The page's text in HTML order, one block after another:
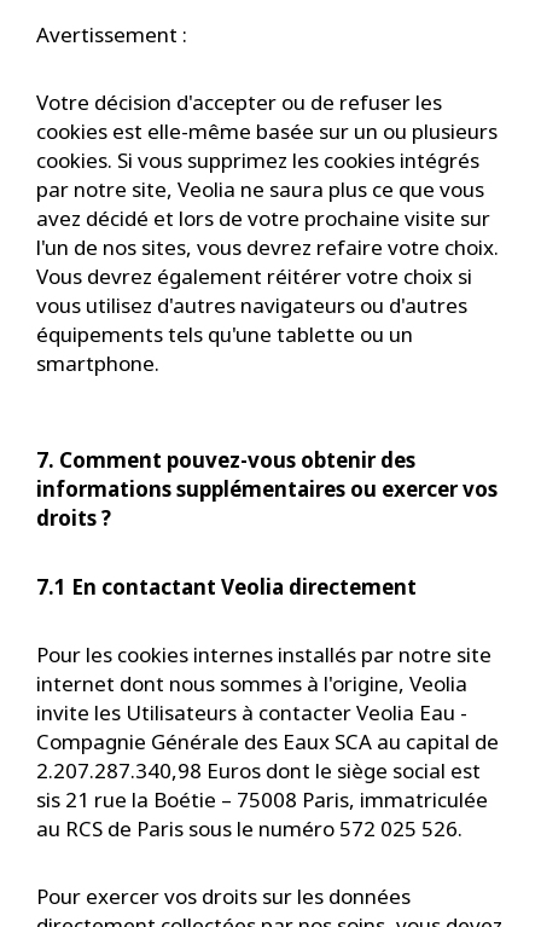
Avertissement :
Votre décision d'accepter ou de refuser les
cookies est elle-même basée sur un ou plusieurs
cookies. Si vous supprimez les cookies intégrés
par notre site, Veolia ne saura plus ce que vous
avez décidé et lors de votre prochaine visite sur
l'un de nos sites, vous devrez refaire votre choix.
Vous devrez également réitérer votre choix si
vous utilisez d'autres navigateurs ou d'autres
équipements tels qu'une tablette ou un
smartphone.
7. Comment pouvez-vous obtenir des
informations supplémentaires ou exercer vos
droits ?
7.1 En contactant Veolia directement
Pour les cookies internes installés par notre site
internet dont nous sommes à l'origine, Veolia
invite les Utilisateurs à contacter Veolia Eau -
Compagnie Générale des Eaux SCA au capital de
2.207.287.340,98 Euros dont le siège social est
sis 21 rue la Boétie – 75008 Paris, immatriculée
au RCS de Paris sous le numéro 572 025 526.
Pour exercer vos droits sur les données